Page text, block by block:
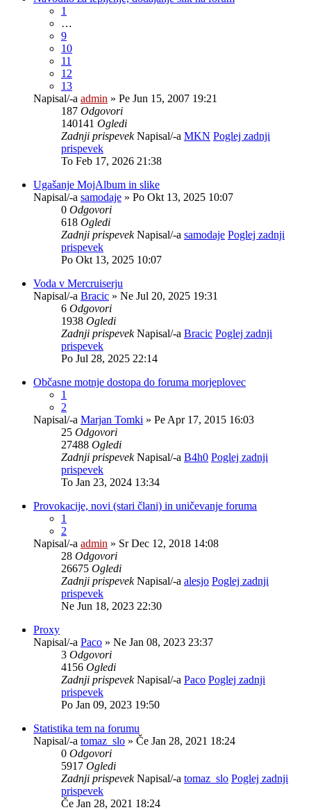
1
…
9
10
11
12
13
Napisal/-a admin » Pe Jun 15, 2007 19:21
187 Odgovori
140141 Ogledi
Zadnji prispevekNapisal/-a MKN Poglej zadnji
prispevek
To Feb 17, 2026 21:38
Ugašanje MojAlbum in slike
Napisal/-a samodaje » Po Okt 13, 2025 10:07
0 Odgovori
618 Ogledi
Zadnji prispevekNapisal/-a samodaje Poglej zadnji
prispevek
Po Okt 13, 2025 10:07
Voda v Mercruiserju
Napisal/-a Bracic » Ne Jul 20, 2025 19:31
6 Odgovori
1938 Ogledi
Zadnji prispevekNapisal/-a Bracic Poglej zadnji
prispevek
Po Jul 28, 2025 22:14
Občasne motnje dostopa do foruma morjeplovec
1
2
Napisal/-a Marjan Tomki » Pe Apr 17, 2015 16:03
25 Odgovori
27488 Ogledi
Zadnji prispevekNapisal/-a B4h0 Poglej zadnji
prispevek
To Jan 23, 2024 13:34
Provokacije, novi (stari člani) in uničevanje foruma
1
2
Napisal/-a admin » Sr Dec 12, 2018 14:08
28 Odgovori
26675 Ogledi
Zadnji prispevekNapisal/-a alesjo Poglej zadnji
prispevek
Ne Jun 18, 2023 22:30
Proxy
Napisal/-a Paco » Ne Jan 08, 2023 23:37
3 Odgovori
4156 Ogledi
Zadnji prispevekNapisal/-a Paco Poglej zadnji
prispevek
Po Jan 09, 2023 19:50
Statistika tem na forumu
Napisal/-a tomaz_slo » Če Jan 28, 2021 18:24
0 Odgovori
5917 Ogledi
Zadnji prispevekNapisal/-a tomaz_slo Poglej zadnji
prispevek
Če Jan 28, 2021 18:24